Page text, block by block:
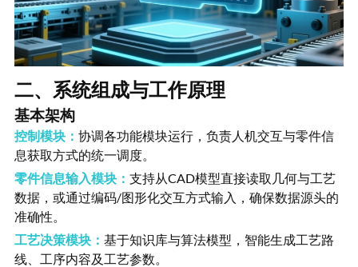
二、系统组成与工作原理
基本架构
控制模块： 协调各功能模块运行，负责人机交互与零件信
息获取方式的统一调度。
零件信息输入模块： 支持从CAD模型直接读取几何与工艺
数据，或通过编码/图形化交互方式输入，确保数据源头的
准确性。
工艺决策模块： 基于知识库与算法模型，智能生成工艺路
线、工序内容及工艺参数。